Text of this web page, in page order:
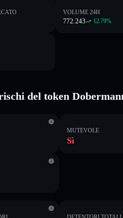
VOLUME 24H
772.243 12.79%
del token
MUTEVOLE
Sì